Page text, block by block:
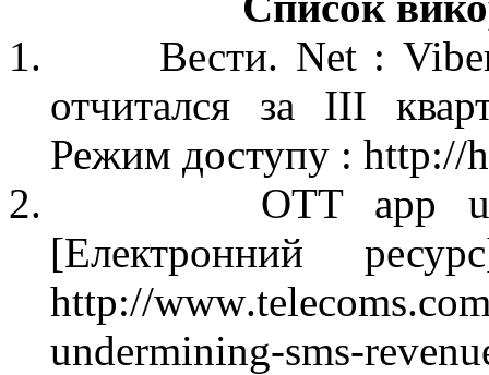
1.
Вести. Net :
отчиталсяза III
Режим доступу : http://
2.
OTT app
[Електронний ресурс
http://www.telecoms.
undermining-sms-